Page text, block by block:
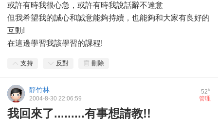
或許有時我很心急，或許有時我說話辭不達意
但我希望我的誠心和誠意能夠持續，也能夠和大家有良好的
互動!
在這邊學習我該學習的課程!
支持 反對 刪除
52#
靜竹林
管理
2004-8-30 22:06:59
我回來了.........有事想請教!!